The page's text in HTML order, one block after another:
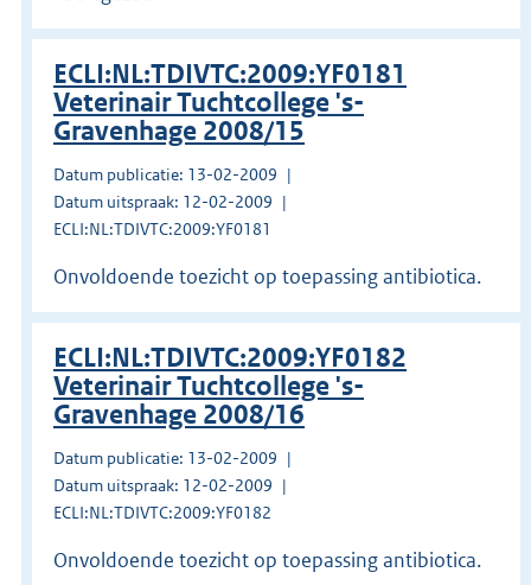
ECLI:NL:TDIVTC:2009:YF0181
Veterinair Tuchtcollege 's-
Gravenhage 2008/15
Datum publicatie: 13-02-2009
Datum uitspraak: 12-02-2009
ECLI:NL:TDIVTC:2009:YF0181
Onvoldoende toezicht op toepassing antibiotica.
ECLI:NL:TDIVTC:2009:YF0182
Veterinair Tuchtcollege 's-
Gravenhage 2008/16
Datum publicatie: 13-02-2009
Datum uitspraak: 12-02-2009
ECLI:NL:TDIVTC:2009:YF0182
Onvoldoende toezicht op toepassing antibiotica.